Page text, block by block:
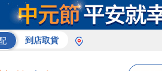
到店取貨